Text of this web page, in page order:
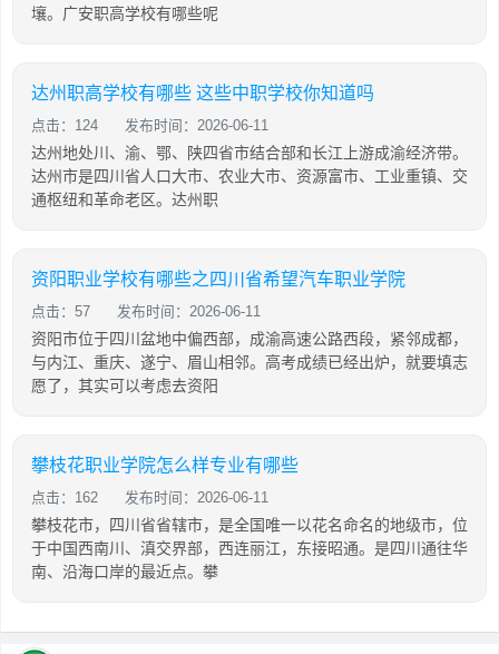
壤。广安职高学校有哪些呢
达州职高学校有哪些 这些中职学校你知道吗
点击：124 发布时间：2026-06-11
达州地处川、渝、鄂、陕四省市结合部和长江上游成渝经济带。
达州市是四川省人口大市、农业大市、资源富市、工业重镇、交
通枢纽和革命老区。达州职
资阳职业学校有哪些之四川省希望汽车职业学院
点击：57 发布时间：2026-06-11
资阳市位于四川盆地中偏西部，成渝高速公路西段，紧邻成都，
与内江、重庆、遂宁、眉山相邻。高考成绩已经出炉，就要填志
愿了，其实可以考虑去资阳
攀枝花职业学院怎么样专业有哪些
点击：162 发布时间：2026-06-11
攀枝花市，四川省省辖市，是全国唯一以花名命名的地级市，位
于中国西南川、滇交界部，西连丽江，东接昭通。是四川通往华
南、沿海口岸的最近点。攀